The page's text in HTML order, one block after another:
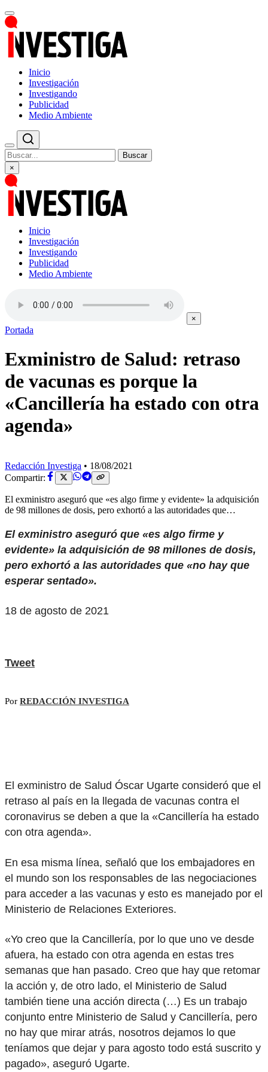
Inicio
Investigación
Investigando
Publicidad
Medio Ambiente
Buscar
×
Inicio
Investigación
Investigando
Publicidad
Medio Ambiente
×
Portada
Exministro de Salud: retraso
de vacunas es porque la
«Cancillería ha estado con otra
agenda»
Redacción Investiga • 18/08/2021
Compartir:
El exministro aseguró que «es algo firme y evidente» la adquisición
de 98 millones de dosis, pero exhortó a las autoridades que…
El exministro aseguró que «es algo firme y
evidente» la adquisición de 98 millones de dosis,
pero exhortó a las autoridades que «no hay que
esperar sentado».
18 de agosto de 2021
Tweet
Por REDACCIÓN INVESTIGA
El exministro de Salud Óscar Ugarte consideró que el
retraso al país en la llegada de vacunas contra el
coronavirus se deben a que la «Cancillería ha estado
con otra agenda».
En esa misma línea, señaló que los embajadores en
el mundo son los responsables de las negociaciones
para acceder a las vacunas y esto es manejado por el
Ministerio de Relaciones Exteriores.
«Yo creo que la Cancillería, por lo que uno ve desde
afuera, ha estado con otra agenda en estas tres
semanas que han pasado. Creo que hay que retomar
la acción y, de otro lado, el Ministerio de Salud
también tiene una acción directa (…) Es un trabajo
conjunto entre Ministerio de Salud y Cancillería, pero
no hay que mirar atrás, nosotros dejamos lo que
teníamos que dejar y para agosto todo está suscrito y
pagado», aseguró Ugarte.